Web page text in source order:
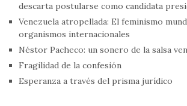
descarta postularse como candidata
Venezuela atropellada: El feminismo
organismos internacionales
Néstor Pacheco: un sonero de la salsa
Fragilidad de la confesión
Esperanza a través del prisma jurídico